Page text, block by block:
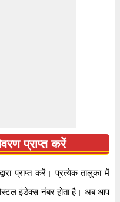
प्राप्त करें
प्राप्त करें। प्रत्येक तालुका में
इंडेक्स नंबर होता है। अब आप